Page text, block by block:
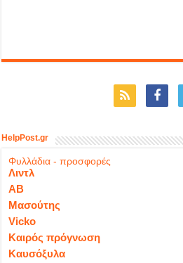
HelpPost.gr
Φυλλάδια - προσφορές
Λιντλ
ΑΒ
Μασούτης
Vicko
Καιρός πρόγνωση
Καυσόξυλα